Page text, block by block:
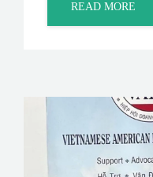
READ MORE